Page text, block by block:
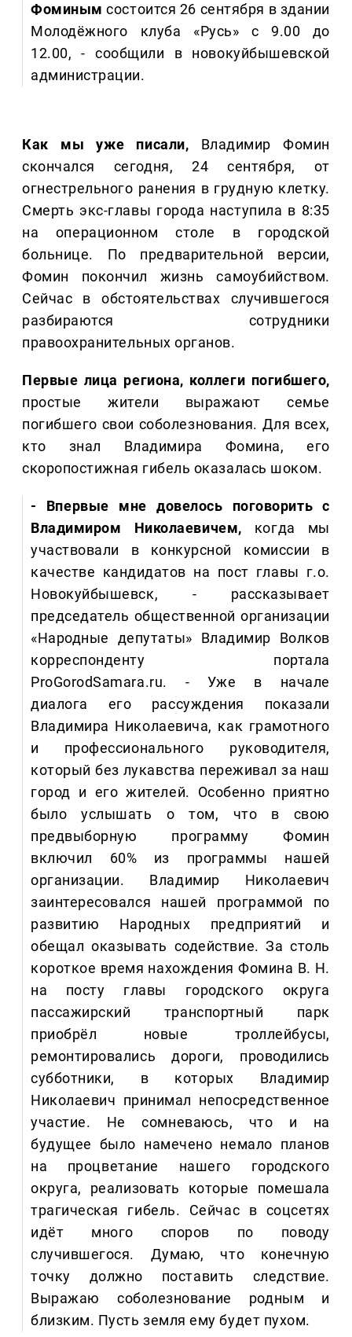
Фоминым состоится 26 сентября в здании
Молодёжного клуба «Русь» с 9.00 до
12.00, - сообщили в новокуйбышевской
администрации.
Как мы уже писали, Владимир Фомин
скончался сегодня, 24 сентября, от
огнестрельного ранения в грудную клетку.
Смерть экс-главы города наступила в 8:35
на операционном столе в городской
больнице. По предварительной версии,
Фомин покончил жизнь самоубийством.
Сейчас в обстоятельствах случившегося
разбираются сотрудники
правоохранительных органов.
Первые лица региона, коллеги погибшего,
простые жители выражают семье
погибшего свои соболезнования. Для всех,
кто знал Владимира Фомина, его
скоропостижная гибель оказалась шоком.
- Впервые мне довелось поговорить с
Владимиром Николаевичем, когда мы
участвовали в конкурсной комиссии в
качестве кандидатов на пост главы г.о.
Новокуйбышевск, - рассказывает
председатель общественной организации
«Народные депутаты» Владимир Волков
корреспонденту портала
ProGorodSamara.ru. - Уже в начале
диалога его рассуждения показали
Владимира Николаевича, как грамотного
и профессионального руководителя,
который без лукавства переживал за наш
город и его жителей. Особенно приятно
было услышать о том, что в свою
предвыборную программу Фомин
включил 60% из программы нашей
организации. Владимир Николаевич
заинтересовался нашей программой по
развитию Народных предприятий и
обещал оказывать содействие. За столь
короткое время нахождения Фомина В. Н.
на посту главы городского округа
пассажирский транспортный парк
приобрёл новые троллейбусы,
ремонтировались дороги, проводились
субботники, в которых Владимир
Николаевич принимал непосредственное
участие. Не сомневаюсь, что и на
будущее было намечено немало планов
на процветание нашего городского
округа, реализовать которые помешала
трагическая гибель. Сейчас в соцсетях
идёт много споров по поводу
случившегося. Думаю, что конечную
точку должно поставить следствие.
Выражаю соболезнование родным и
близким. Пусть земля ему будет пухом.